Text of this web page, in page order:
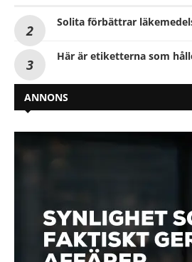
Solita förbättrar
Här är etiketterna som
ANNONS